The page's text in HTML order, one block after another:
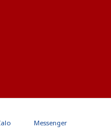
Messenger